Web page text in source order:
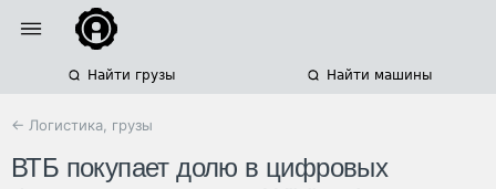
Найти грузы Найти машины
← Логистика, грузы
ВТБ покупает долю в цифровых